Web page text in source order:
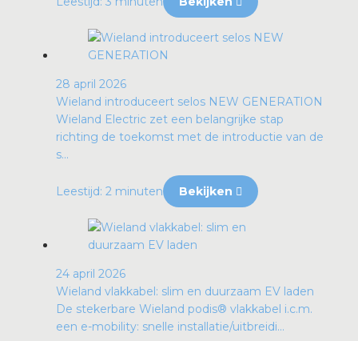
28 april 2026
Wieland introduceert selos NEW GENERATION
Wieland Electric zet een belangrijke stap
richting de toekomst met de introductie van de
s...
Leestijd: 2 minuten Bekijken
24 april 2026
Wieland vlakkabel: slim en duurzaam EV laden
De stekerbare Wieland podis® vlakkabel i.c.m.
een e-mobility: snelle installatie/uitbreidi...